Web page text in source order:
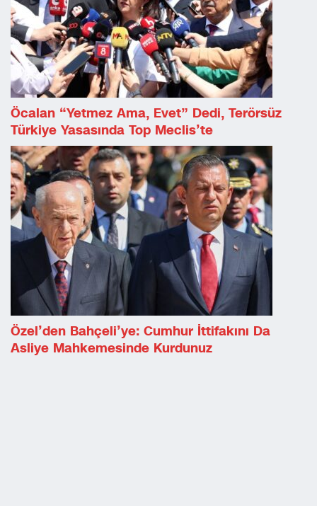
Öcalan “Yetmez Ama, Evet” Dedi, Terörsüz
Türkiye Yasasında Top Meclis’te
Özel’den Bahçeli’ye: Cumhur İttifakını Da
Asliye Mahkemesinde Kurdunuz